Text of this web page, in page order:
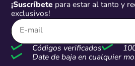
¡Suscríbete para estar al tanto y
exclusivos!
Códigos verificados
Date de baja en cualquier